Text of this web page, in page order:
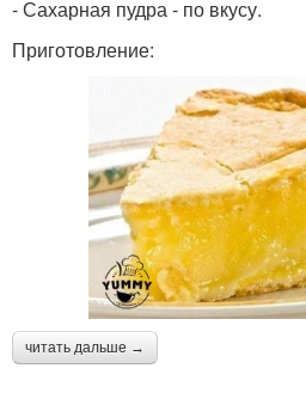
- Сахарная пудра - по вкусу.
Приготовление:
читать дальше →